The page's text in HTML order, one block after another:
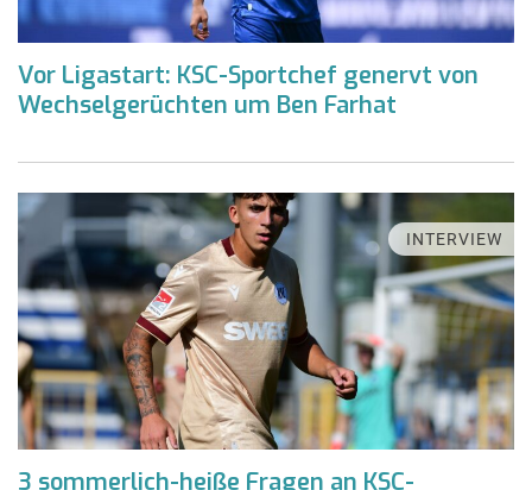
Vor Ligastart: KSC-Sportchef genervt von
Wechselgerüchten um Ben Farhat
INTERVIEW
3 sommerlich-heiße Fragen an KSC-